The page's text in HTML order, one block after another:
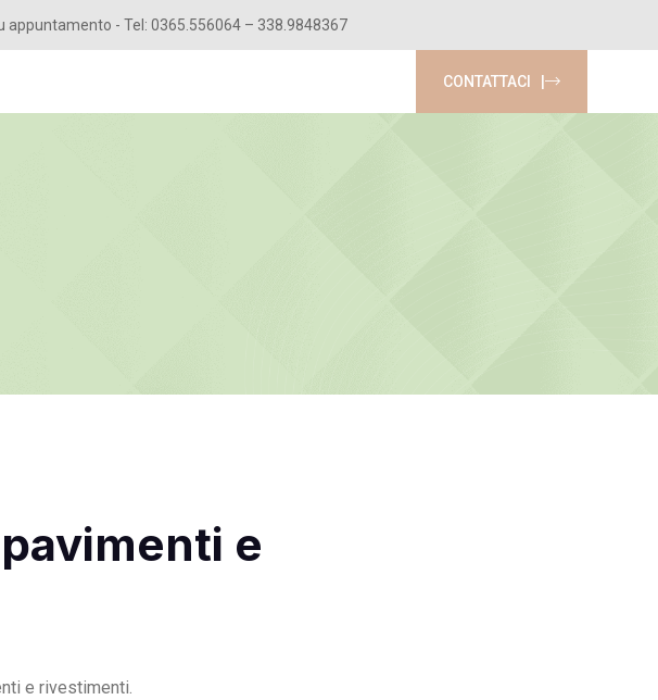
- Tel: 0365.556064 – 338.9848367
CONTATTACI |
e
e rivestimenti.